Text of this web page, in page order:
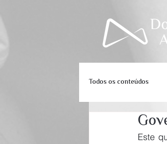
Todos os conteúdos
Este